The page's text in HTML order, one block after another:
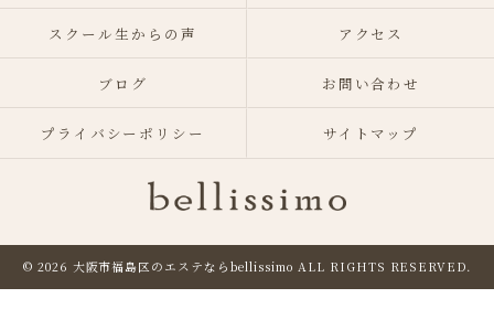
スクール生からの声 アクセス
ブログ お問い合わせ
プライバシーポリシー サイトマップ
© 2026 大阪市福島区のエステならbellissimo ALL RIGHTS RESERVED.